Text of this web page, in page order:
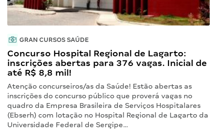
GRAN CURSOS SAÚDE
Concurso Hospital Regional de Lagarto:
inscrições abertas para 376 vagas. Inicial de
até R$ 8,8 mil!
Atenção concurseiros/as da Saúde! Estão abertas as
inscrições do concurso público que proverá vagas no
quadro da Empresa Brasileira de Serviços Hospitalares
(Ebserh) com lotação no Hospital Regional de Lagarto da
Universidade Federal de Sergipe…